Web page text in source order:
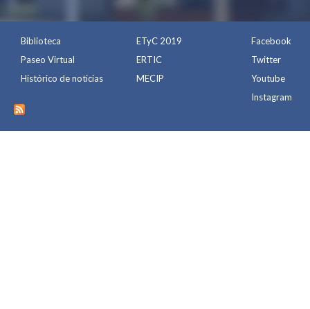
Biblioteca
Paseo Virtual
Histórico de noticias
ETyC 2019
ERTIC
MECIP
Facebook
Twitter
Youtube
Instagram